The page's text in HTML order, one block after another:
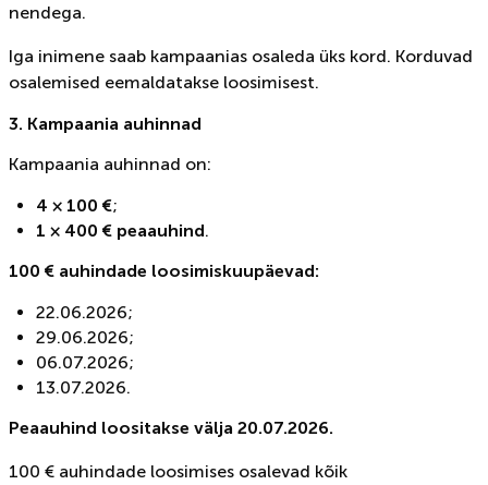
nendega.
Iga inimene saab kampaanias osaleda üks kord. Korduvad
osalemised eemaldatakse loosimisest.
3. Kampaania auhinnad
Kampaania auhinnad on:
4 × 100 €;
1 × 400 € peaauhind.
100 € auhindade loosimiskuupäevad:
22.06.2026;
29.06.2026;
06.07.2026;
13.07.2026.
Peaauhind loositakse välja 20.07.2026.
100 € auhindade loosimises osalevad kõik